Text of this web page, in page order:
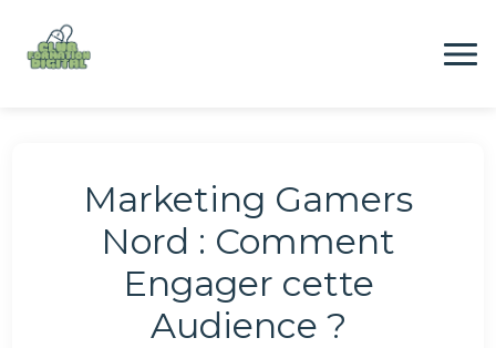
contenu
Marketing Gamers
Nord : Comment
Engager cette
Audience ?